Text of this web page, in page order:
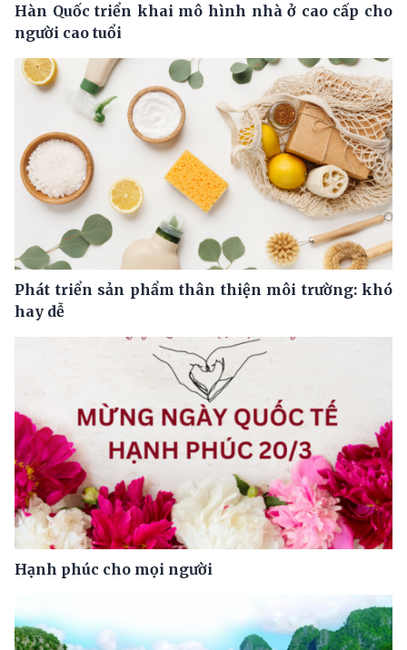
Hàn Quốc triển khai mô hình nhà ở cao cấp cho
người cao tuổi
Phát triển sản phẩm thân thiện môi trường: khó
hay dễ
Hạnh phúc cho mọi người